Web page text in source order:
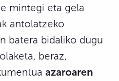
mintegi eta gela
antolatzeko
batera bidaliko dugu
beraz,
azaroaren